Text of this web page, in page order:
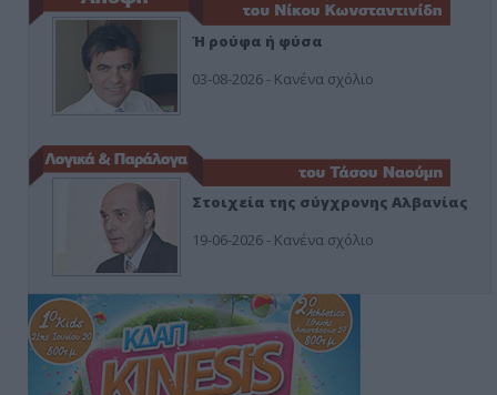
Ή ρούφα ή φύσα
03-08-2026 - Κανένα σχόλιο
Στοιχεία της σύγχρονης Αλβανίας
19-06-2026 - Κανένα σχόλιο